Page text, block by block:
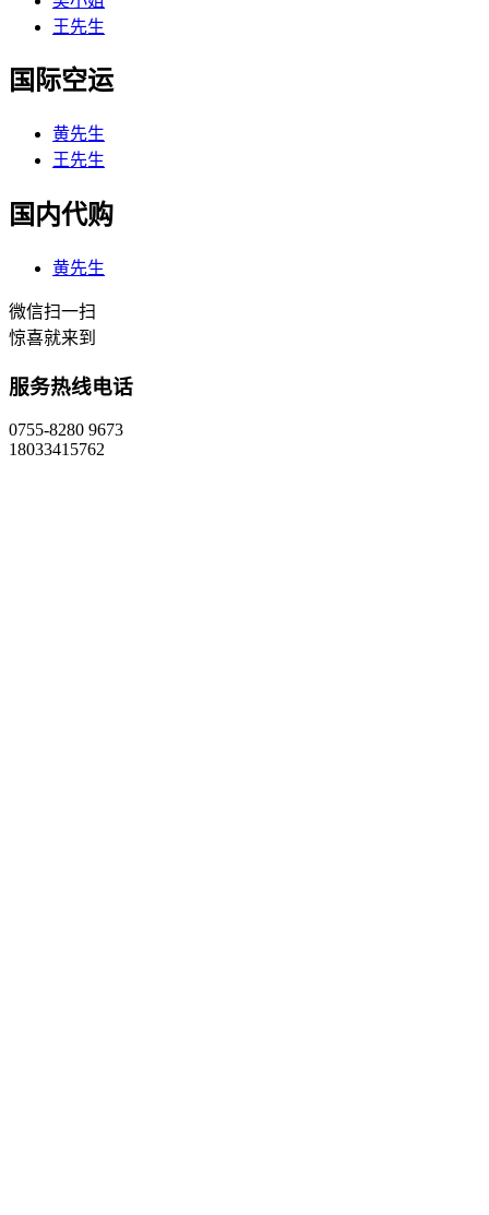
王先生
国际空运
黄先生
王先生
国内代购
黄先生
微信扫一扫
惊喜就来到
服务热线电话
0755-8280 9673
18033415762